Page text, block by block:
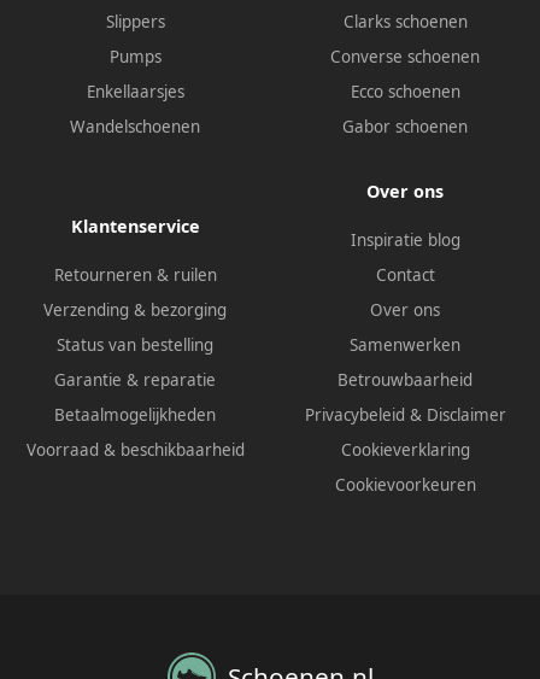
Slippers
Pumps
Enkellaarsjes
Wandelschoenen
Clarks schoenen
Converse schoenen
Ecco schoenen
Gabor schoenen
Klantenservice
Retourneren & ruilen
Verzending & bezorging
Status van bestelling
Garantie & reparatie
Betaalmogelijkheden
Voorraad & beschikbaarheid
Over ons
Inspiratie blog
Contact
Over ons
Samenwerken
Betrouwbaarheid
Privacybeleid & Disclaimer
Cookieverklaring
Cookievoorkeuren